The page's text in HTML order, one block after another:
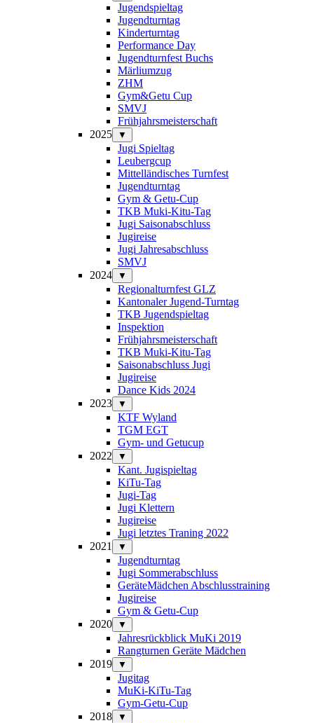
Jugendspieltag
Jugendturntag
Kinderturntag
Performance Day
Jugendturnfest Buchs
Märliumzug
ZHM
Gym&Getu Cup
SMVJ
Frühjahrsmeisterschaft
2025
▼
Jugi Spieltag
Leubergcup
Mittelländisches Turnfest
Jugendturntag
Gym & Getu-Cup
TKB Muki-Kitu-Tag
Jugi Saisonabschluss
Jugireise
Jugi Jahresabschluss
SMVJ
2024
▼
Regionalturnfest GLZ
Kantonaler Jugend-Turntag
TKB Jugendspieltag
Inspektion
Frühjahrsmeisterschaft
TKB Muki-Kitu-Tag
Saisonabschluss Jugi
Jugireise
Dance Kids 2024
2023
▼
KTF Wyland
TGM EGT
Gym- und Getucup
2022
▼
Kant. Jugispieltag
KiTu-Tag
Jugi-Tag
Jugi Klettern
Jugireise
Jugi letztes Traning 2022
2021
▼
Jugendturntag
Jugi Sommerabschluss
GeräteMädchen Abschlusstraining
Jugireise
Gym & Getu-Cup
2020
▼
Jahresrückblick MuKi 2019
Rangturnen Geräte Mädchen
2019
▼
Jugitag
MuKi-KiTu-Tag
Gym-Getu-Cup
2018
▼